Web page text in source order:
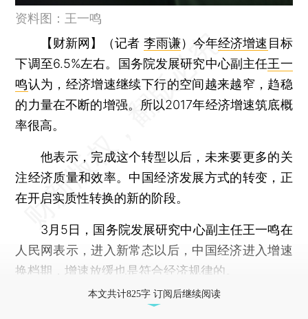
资料图：王一鸣
【财新网】（记者 李雨谦） 今年经济增速目标
下调至6.5%左右。国务院发展研究中心副主任王一
鸣认为，经济增速继续下行的空间越来越窄，趋稳
的力量在不断的增强。所以2017年经济增速筑底概
率很高。
他表示，完成这个转型以后，未来要更多的关
注经济质量和效率。中国经济发展方式的转变，正
在开启实质性转换的新的阶段。
3月5日，国务院发展研究中心副主任王一鸣在
人民网表示，进入新常态以后，中国经济进入增速
换档期，增速放缓也是符合经济规律的。
本文共计825字 订阅后继续阅读